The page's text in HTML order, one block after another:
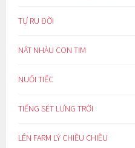
TỰ RU ĐỜI
NÁT NHÀU CON TIM
NUỐI TIẾC
TIẾNG SÉT LƯNG TRỜI
LÊN FARM LÝ CHIỀU CHIỀU